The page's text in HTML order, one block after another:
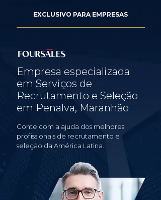
EXCLUSIVO PARA EMPRESAS
Empresa especializada
em Serviços de
Recrutamento e Seleção
em Penalva, Maranhão
Conte com a ajuda dos melhores
profissionais de recrutamento e
seleção da América Latina.